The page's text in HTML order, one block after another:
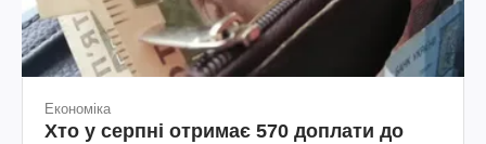
Економіка
Хто у серпні отримає 570 доплати до